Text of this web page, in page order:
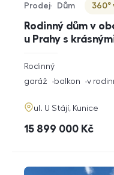
Rodinný dům v
u Prahy s
Typ nabídky
Prodej
Typ nemovitosti
Dům
Virtuální prohlídka
360°
rozměry
dispozice
Rodinný
funkce
garáž balkon v
adresa
ul. U Stájí, Kunice
cena
15 899 000 Kč